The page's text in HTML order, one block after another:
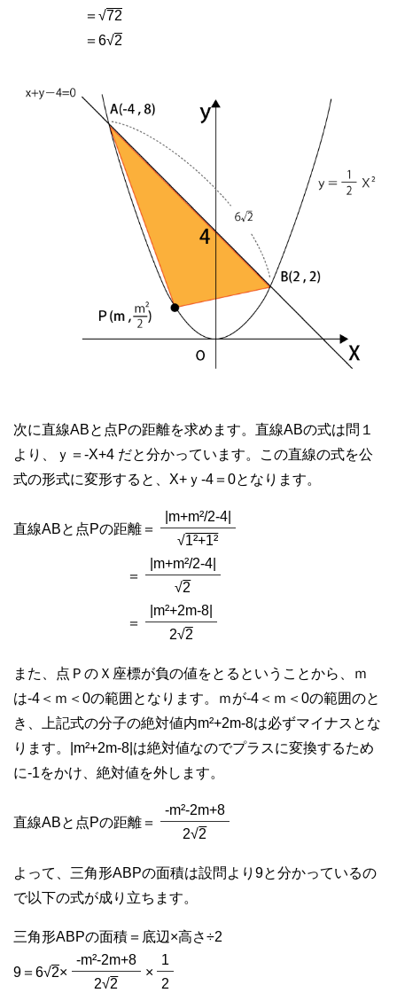
＝√72
＝6√2
次に直線ABと点Pの距離を求めます。直線ABの式は問１
より、ｙ＝-X+4 だと分かっています。この直線の式を公
式の形式に変形すると、X+ｙ-4＝0となります。
直線ABと点Pの距離＝
|m+m²/2-4|
√1²+1²
＝
|m+m²/2-4|
√2
＝
|m²+2m-8|
2√2
また、点ＰのＸ座標が負の値をとるということから、ｍ
は-4＜ｍ＜0の範囲となります。ｍが-4＜ｍ＜0の範囲のと
き、上記式の分子の絶対値内m²+2m-8は必ずマイナスとな
ります。|m²+2m-8|は絶対値なのでプラスに変換するため
に-1をかけ、絶対値を外します。
直線ABと点Pの距離＝
-m²-2m+8
2√2
よって、三角形ABPの面積は設問より9と分かっているの
で以下の式が成り立ちます。
三角形ABPの面積＝底辺×高さ÷2
9＝6√2×
-m²-2m+8
2√2
×
1
2